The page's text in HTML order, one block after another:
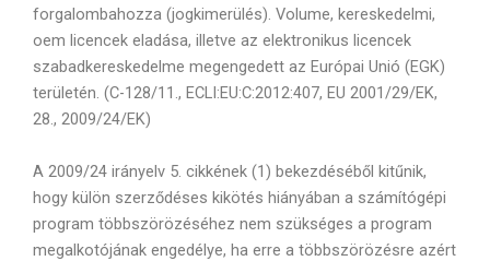
forgalombahozza (jogkimerülés). Volume, kereskedelmi,
oem licencek eladása, illetve az elektronikus licencek
szabadkereskedelme megengedett az Európai Unió (EGK)
területén. (C-128/11., ECLI:EU:C:2012:407, EU 2001/29/EK,
28., 2009/24/EK)
A 2009/24 irányelv 5. cikkének (1) bekezdéséből kitűnik,
hogy külön szerződéses kikötés hiányában a számítógépi
program többszörözéséhez nem szükséges a program
megalkotójának engedélye, ha erre a többszörözésre azért